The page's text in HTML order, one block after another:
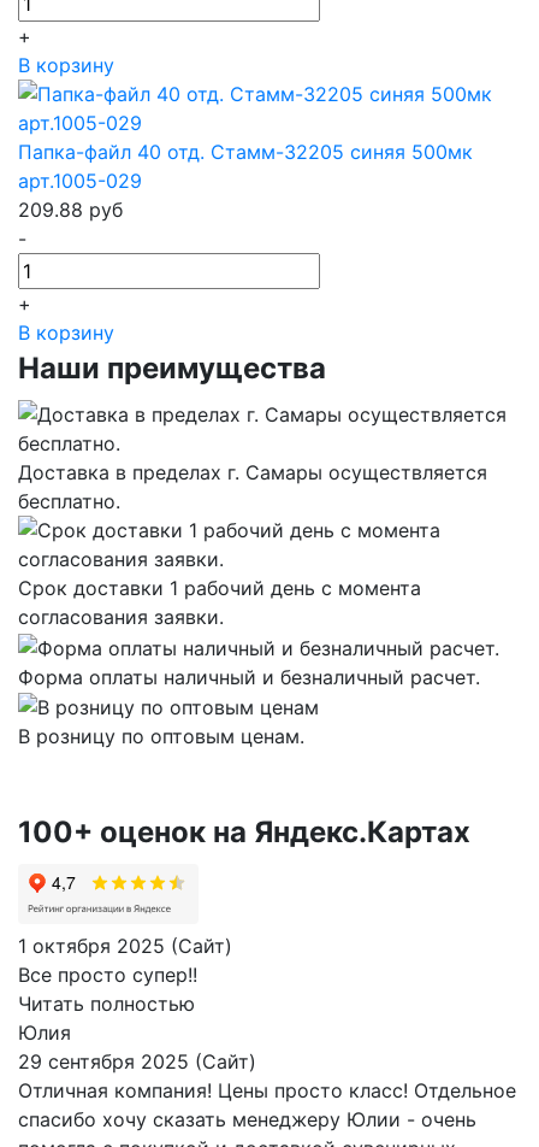
+
В корзину
Папка-файл 40 отд. Стамм-32205 синяя 500мк
арт.1005-029
209.88 руб
-
+
В корзину
Наши преимущества
Доставка в пределах г. Самары осуществляется
бесплатно.
Срок доставки 1 рабочий день с момента
согласования заявки.
Форма оплаты наличный и безналичный расчет.
В розницу по оптовым ценам.
100+ оценок на Яндекс.Картах
1 октября 2025 (Сайт)
Все просто супер!!
Читать полностью
Юлия
29 сентября 2025 (Сайт)
Отличная компания! Цены просто класс! Отдельное
спасибо хочу сказать менеджеру Юлии - очень